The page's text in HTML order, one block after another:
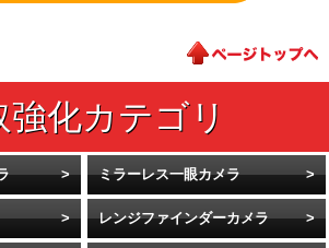
ミラーレス一眼カメラ
レンジファインダーカメラ